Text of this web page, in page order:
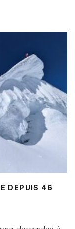
DEPUIS 46